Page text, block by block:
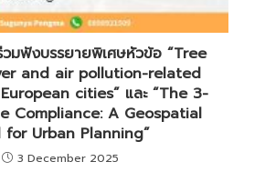
มฟังบรรยายพิเศษหัวข้อ “Tree
and air pollution-related
cities” และ “The 3-
Compliance: A Geospatial
for Urban Planning”
3 December 2025